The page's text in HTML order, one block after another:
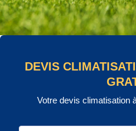
DEVIS
Votre devis climatisation